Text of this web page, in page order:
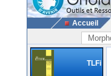
Accueil
TLFi